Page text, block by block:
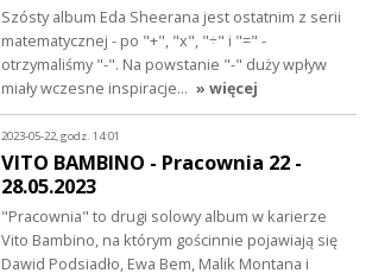
Szósty album Eda Sheerana jest ostatnim z serii
matematycznej - po "+", "x", "÷" i "=" -
otrzymaliśmy "-". Na powstanie "-" duży wpływ
miały wczesne inspiracje… » więcej
2023-05-22, godz. 14:01
VITO BAMBINO - Pracownia 22 -
28.05.2023
"Pracownia" to drugi solowy album w karierze
Vito Bambino, na którym gościnnie pojawiają się
Dawid Podsiadło, Ewa Bem, Malik Montana i